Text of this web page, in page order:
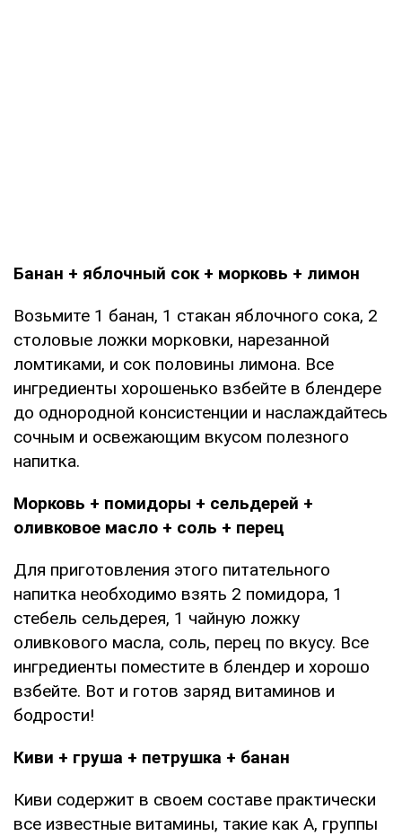
Банан + яблочный сок + морковь + лимон
Возьмите 1 банан, 1 стакан яблочного сока, 2
столовые ложки морковки, нарезанной
ломтиками, и сок половины лимона. Все
ингредиенты хорошенько взбейте в блендере
до однородной консистенции и наслаждайтесь
сочным и освежающим вкусом полезного
напитка.
Морковь + помидоры + сельдерей +
оливковое масло + соль + перец
Для приготовления этого питательного
напитка необходимо взять 2 помидора, 1
стебель сельдерея, 1 чайную ложку
оливкового масла, соль, перец по вкусу. Все
ингредиенты поместите в блендер и хорошо
взбейте. Вот и готов заряд витаминов и
бодрости!
Киви + груша + петрушка + банан
Киви содержит в своем составе практически
все известные витамины, такие как А, группы